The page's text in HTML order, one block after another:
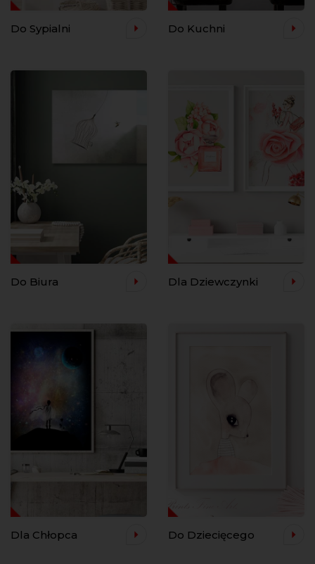
Do Sypialni Do Kuchni
Do Biura Dla Dziewczynki
Dla Chłopca Do Dziecięcego